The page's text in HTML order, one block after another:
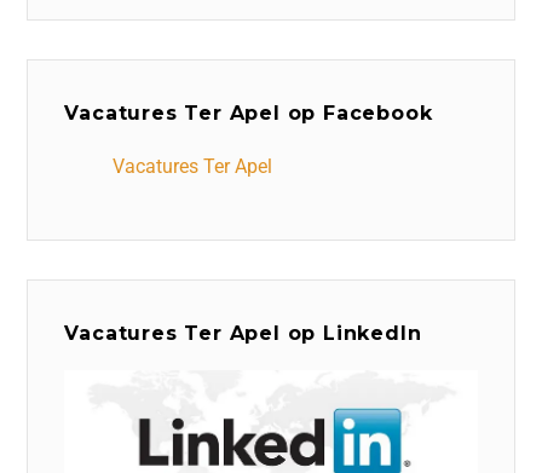
Vacatures Ter Apel op Facebook
Vacatures Ter Apel
Vacatures Ter Apel op LinkedIn